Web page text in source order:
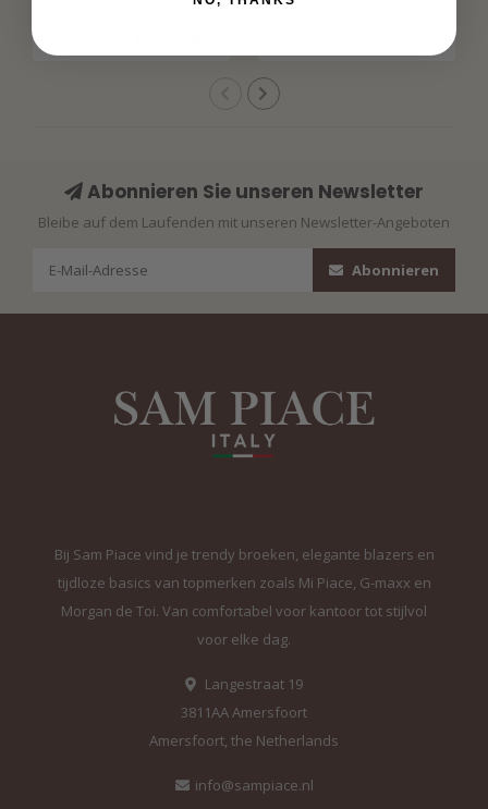
Abonnieren Sie unseren Newsletter
Bleibe auf dem Laufenden mit unseren Newsletter-Angeboten
Abonnieren
Bij Sam Piace vind je trendy broeken, elegante blazers en
tijdloze basics van topmerken zoals Mi Piace, G-maxx en
Morgan de Toi. Van comfortabel voor kantoor tot stijlvol
voor elke dag.
Langestraat 19
3811AA Amersfoort
Amersfoort, the Netherlands
info@sampiace.nl